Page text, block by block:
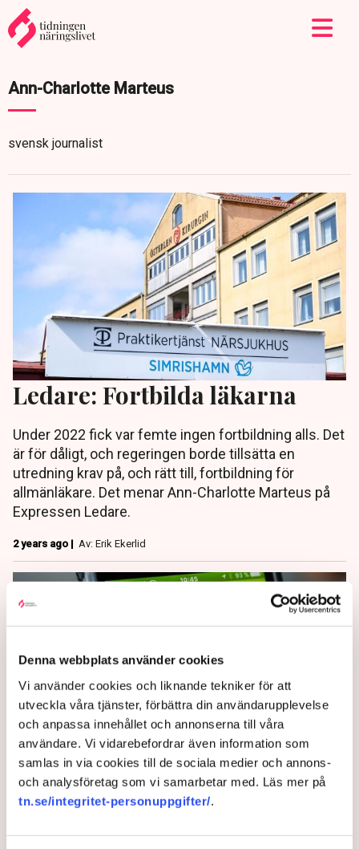
Denna webbplats använder cookies
Vi använder cookies och liknande tekniker för att
utveckla våra tjänster, förbättra din användarupplevelse
och anpassa innehållet och annonserna till våra
användare. Vi vidarebefordrar även information som
samlas in via cookies till de sociala medier och annons-
och analysföretag som vi samarbetar med. Läs mer på
tn.se/integritet-personuppgifter/.
Ann-Charlotte Marteus
svensk journalist
Ledare: Fortbilda läkarna
Under 2022 fick var femte ingen fortbildning alls. Det
är för dåligt, och regeringen borde tillsätta en
utredning krav på, och rätt till, fortbildning för
allmänläkare. Det menar Ann-Charlotte Marteus på
Expressen Ledare.
2 years ago | Av: Erik Ekerlid
Ledare: ”Hur mycket
vabbande tål Sverige
egentligen?”